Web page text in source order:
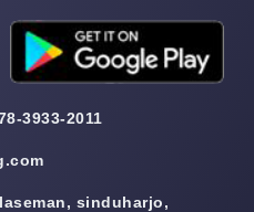
3933-2011
sinduharjo,